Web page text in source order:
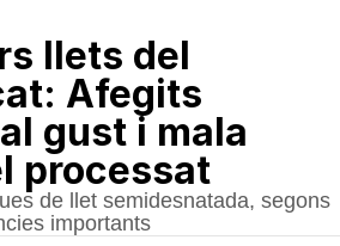
llets del
Afegits
gust i mala
processat
de llet semidesnatada, segons
importants